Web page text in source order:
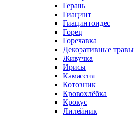
Герань
Гиацинт
Гиацинтоидес
Горец
Горечавка
Декоративные травы
Живучка
Ирисы
Камассия
Котовник
Кровохлёбка
Крокус
Лилейник